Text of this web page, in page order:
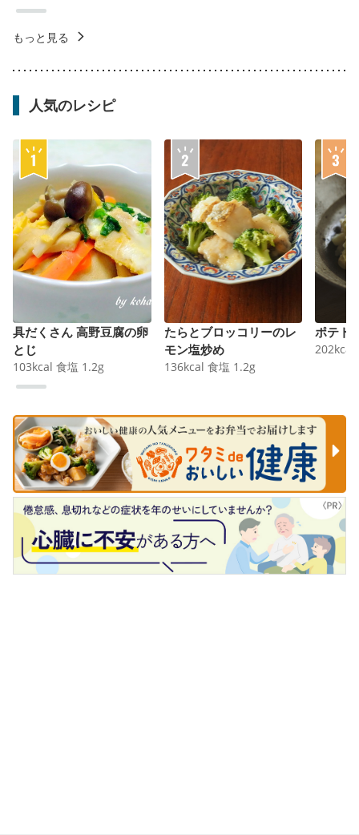
もっと見る
人気のレシピ
具だくさん 高野豆腐の卵
とじ
103kcal 食塩 1.2g
たらとブロッコリーのレ
モン塩炒め
136kcal 食塩 1.2g
ポテト
202kcal